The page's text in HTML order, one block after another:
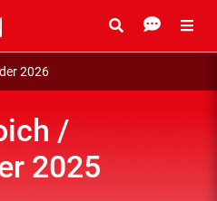
2026
/
2025